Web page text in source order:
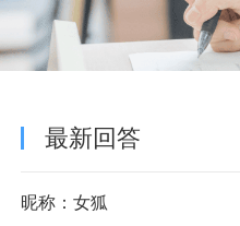
最新回答
昵称：女狐